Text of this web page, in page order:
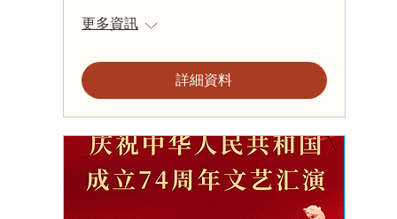
更多資訊
詳細資料